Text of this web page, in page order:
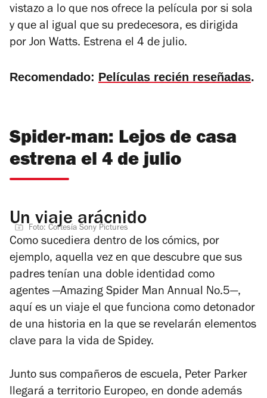
vistazo a lo que nos ofrece la película por si sola
y que al igual que su predecesora, es dirigida
por Jon Watts. Estrena el 4 de julio.
Recomendado: Películas recién reseñadas.
Spider-man: Lejos de casa
estrena el 4 de julio
Un viaje arácnido
Foto: Cortesía Sony Pictures
Como sucediera dentro de los cómics, por
ejemplo, aquella vez en que descubre que sus
padres tenían una doble identidad como
agentes —Amazing Spider Man Annual No.5—,
aquí es un viaje el que funciona como detonador
de una historia en la que se revelarán elementos
clave para la vida de Spidey.
Junto sus compañeros de escuela, Peter Parker
llegará a territorio Europeo, en donde además